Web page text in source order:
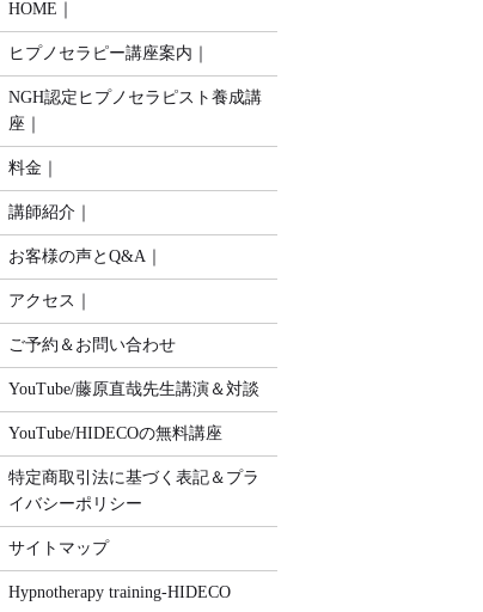
HOME｜
ヒプノセラピー講座案内｜
NGH認定ヒプノセラピスト養成講
座｜
料金｜
講師紹介｜
お客様の声とQ&A｜
アクセス｜
ご予約＆お問い合わせ
YouTube/藤原直哉先生講演＆対談
YouTube/HIDECOの無料講座
特定商取引法に基づく表記＆プラ
イバシーポリシー
サイトマップ
Hypnotherapy training-HIDECO